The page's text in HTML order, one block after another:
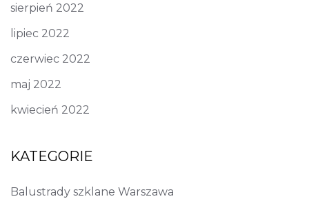
sierpień 2022
lipiec 2022
czerwiec 2022
maj 2022
kwiecień 2022
KATEGORIE
Balustrady szklane Warszawa